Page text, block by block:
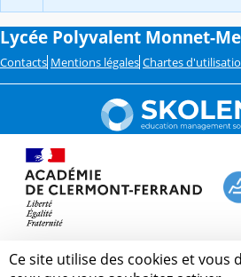
Lycée Polyvalent Monnet-
Contacts Mentions légales Chartes
Ce site utilise des cookies et vous